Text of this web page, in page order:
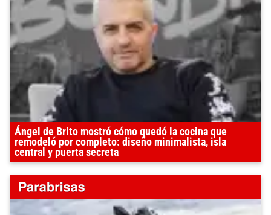
Ángel de Brito mostró cómo quedó la cocina que
remodeló por completo: diseño minimalista, isla
central y puerta secreta